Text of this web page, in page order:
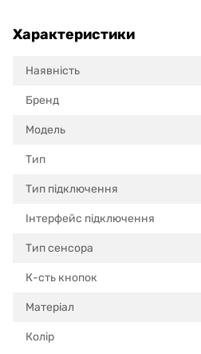
Характеристики
Наявність
Бренд
Модель
Тип
Тип підключення
Інтерфейс підключення
Тип сенсора
К-сть кнопок
Матеріал
Колір